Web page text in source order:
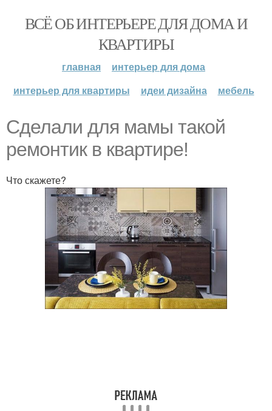
ВСЁ ОБ ИНТЕРЬЕРЕ ДЛЯ ДОМА И
КВАРТИРЫ
главная
интерьер для дома
интерьер для квартиры
идеи дизайна мебель
Сделали для мамы такой
ремонтик в квартире!
Что скажете?